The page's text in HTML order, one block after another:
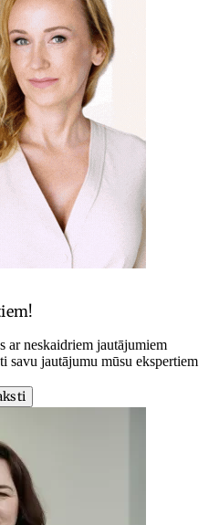
ar neskaidriem jautājumiem
savu jautājumu mūsu ekspertiem